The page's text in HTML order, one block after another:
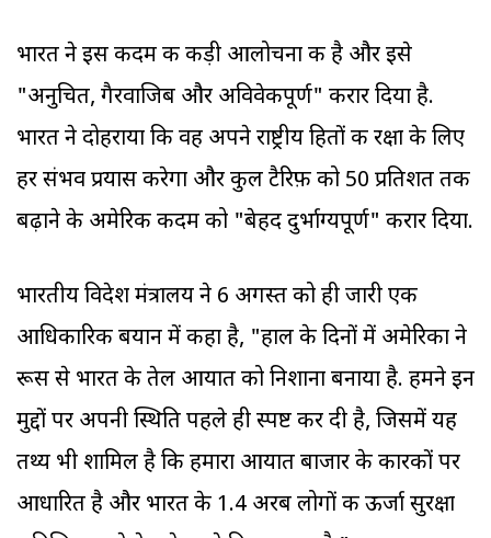
भारत ने इस कदम की कड़ी आलोचना की है और इसे
"अनुचित, गैरवाजिब और अविवेकपूर्ण" करार दिया है.
भारत ने दोहराया कि वह अपने राष्ट्रीय हितों की रक्षा के लिए
हर संभव प्रयास करेगा और कुल टैरिफ़ को 50 प्रतिशत तक
बढ़ाने के अमेरिकी कदम को "बेहद दुर्भाग्यपूर्ण" करार दिया.
भारतीय विदेश मंत्रालय ने 6 अगस्त को ही जारी एक
आधिकारिक बयान में कहा है, "हाल के दिनों में अमेरिका ने
रूस से भारत के तेल आयात को निशाना बनाया है. हमने इन
मुद्दों पर अपनी स्थिति पहले ही स्पष्ट कर दी है, जिसमें यह
तथ्य भी शामिल है कि हमारा आयात बाजार के कारकों पर
आधारित है और भारत के 1.4 अरब लोगों की ऊर्जा सुरक्षा